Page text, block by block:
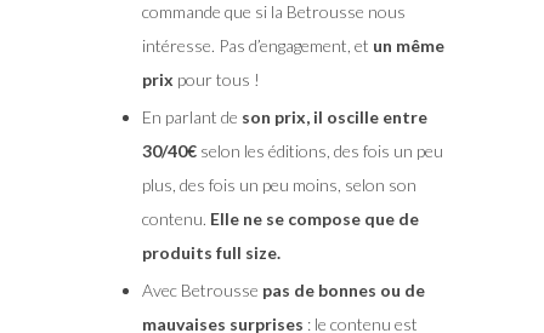
commande que si la Betrousse nous
intéresse. Pas d’engagement, et un même
prix pour tous !
En parlant de son prix, il oscille entre
30/40€selon les éditions, des fois un peu
plus, des fois un peu moins, selon son
contenu. Elle ne se compose que de
produits full size.
Avec Betrousse pas de bonnes ou de
mauvaises surprises : le contenu est